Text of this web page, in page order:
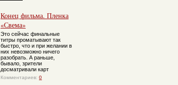
Конец фильма. Пленка
«Свема»
Это сейчас финальные
титры проматывают так
быстро, что и при желании в
них невозможно ничего
разобрать. А раньше,
бывало, зрители
досматривали карт
Комментариев: 0